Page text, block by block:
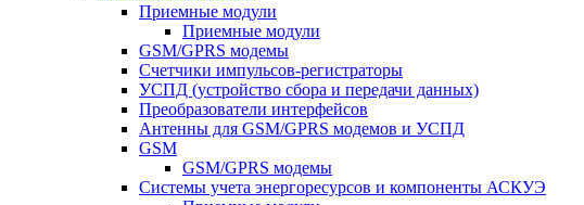
Приемные модули
Приемные модули
GSM/GPRS модемы
Счетчики импульсов-регистраторы
УСПД (устройство сбора и передачи данных)
Преобразователи интерфейсов
Антенны для GSM/GPRS модемов и УСПД
GSM
GSM/GPRS модемы
Системы учета энергоресурсов и компоненты АСКУЭ